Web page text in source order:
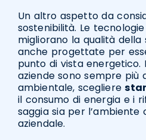
Un altro aspetto da
sostenibilità. Le
migliorano la qualità
anche progettate per
punto di vista energetico.
aziende sono sempre
ambientale, scegliere
il consumo di energia e i
saggia sia per
aziendale.